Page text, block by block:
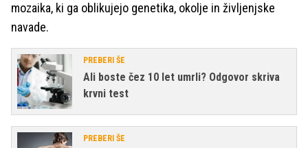
mozaika, ki ga oblikujejo genetika, okolje in življenjske
navade.
PREBERI ŠE
Ali boste čez 10 let umrli? Odgovor skriva
krvni test
PREBERI ŠE